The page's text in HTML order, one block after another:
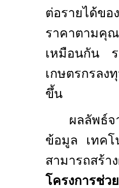
ต่อรายได้ขอ
ราคาตามคุ
เหมือนกัน ร
เกษตรกรล
ขึ้น
ผลลัพธ์
ข้อมูล เทคโ
สามารถสร้
โครงการช่